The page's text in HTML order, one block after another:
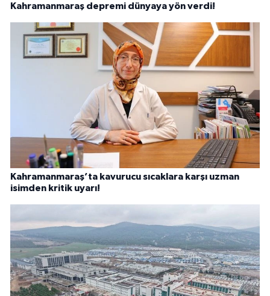
Kahramanmaraş depremi dünyaya yön verdi!
Kahramanmaraş’ta kavurucu sıcaklara karşı uzman
isimden kritik uyarı!